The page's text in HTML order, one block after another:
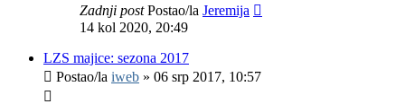
Zadnji postPostao/la Jeremija
14 kol 2020, 20:49
LZS majice: sezona 2017
Postao/la iweb » 06 srp 2017, 10:57